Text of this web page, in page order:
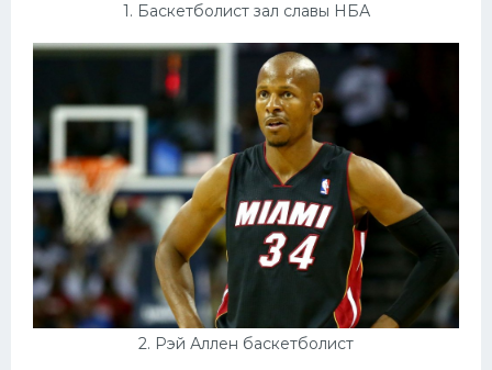
1. Баскетболист зал славы НБА
2. Рэй Аллен баскетболист
Хоккей
Конькобежный спорт
Тренажеры
Интерьеры квартир